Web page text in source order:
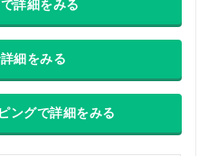
詳細をみる
細をみる
ングで詳細をみる